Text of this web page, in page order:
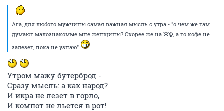
Ага, для любого мужчины самая важная мысль с утра - "о чем же там
думают малознакомые мне женщины? Скорее же на ЖФ, а то кофе не
залезет, пока не узнаю"
Утром мажу бутерброд -
Сразу мысль: а как народ?
И икра не лезет в горло,
И компот не льется в рот!